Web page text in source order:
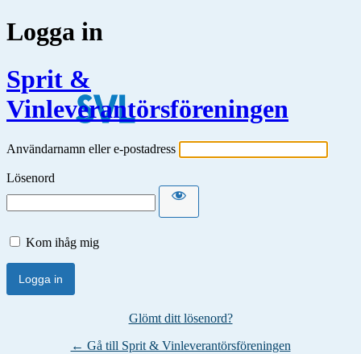
Logga in
Sprit &
Vinleverantörsföreningen
Användarnamn eller e-postadress
Lösenord
Kom ihåg mig
Glömt ditt lösenord?
← Gå till Sprit & Vinleverantörsföreningen